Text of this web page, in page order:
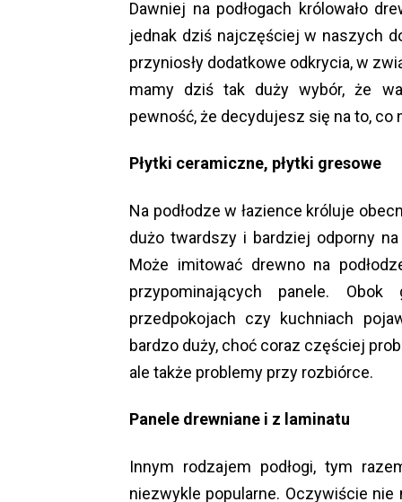
Dawniej na podłogach królowało
jednak dziś najczęściej w naszych
przyniosły dodatkowe odkrycia, w
mamy dziś tak duży wybór, że
pewność, że decydujesz się na to, co
Płytki ceramiczne, płytki gresowe
Na podłodze w łazience króluje
dużo twardszy i bardziej odporny
Może imitować drewno na
przypominających panele.
przedpokojach czy kuchniach
bardzo duży, choć coraz częściej
ale także problemy przy rozbiórce.
Panele drewniane i z laminatu
Innym rodzajem podłogi, tym
niezwykle popularne. Oczywiście